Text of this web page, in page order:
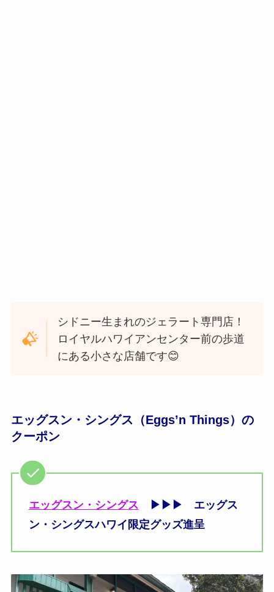
シドニー生まれのジェラート専門店！
ロイヤルハワイアンセンター前の歩道
にある小さな店舗です😊
エッグスン・シングス（Eggs’n Things）の
クーポン
エッグスン・シングス ▶▶▶ エッグス
ン・シングスハワイ限定グッズ進呈